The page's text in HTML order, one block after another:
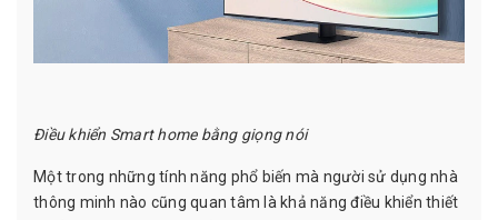
Điều khiển Smart home bằng giọng nói
Một trong những tính năng phổ biến mà người sử dụng nhà
thông minh nào cũng quan tâm là khả năng điều khiển thiết